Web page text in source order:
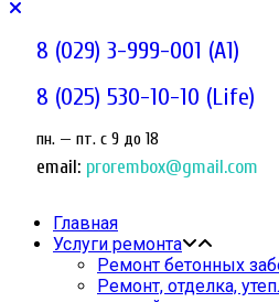
8 (029) 3-999-001 (A1)
8 (025) 530-10-10 (Life)
пн. — пт. c 9 до 18
email: prorembox@gmail.com
Главная
Услуги ремонта
Ремонт бетонных
Ремонт, отделка,